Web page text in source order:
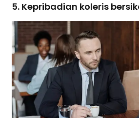
5. Kepribadian koleris